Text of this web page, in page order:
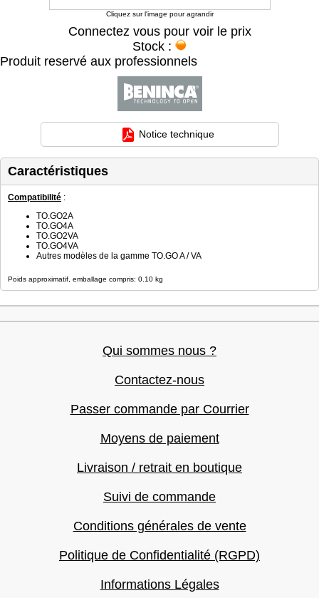
Cliquez sur l'image pour agrandir
Connectez vous pour voir le prix
Stock :
Produit reservé aux professionnels
Notice technique
Caractéristiques
Compatibilité :
TO.GO2A
TO.GO4A
TO.GO2VA
TO.GO4VA
Autres modèles de la gamme TO.GO A / VA
Poids approximatif, emballage compris: 0.10 kg
Qui sommes nous ?
Contactez-nous
Passer commande par Courrier
Moyens de paiement
Livraison / retrait en boutique
Suivi de commande
Conditions générales de vente
Politique de Confidentialité (RGPD)
Informations Légales